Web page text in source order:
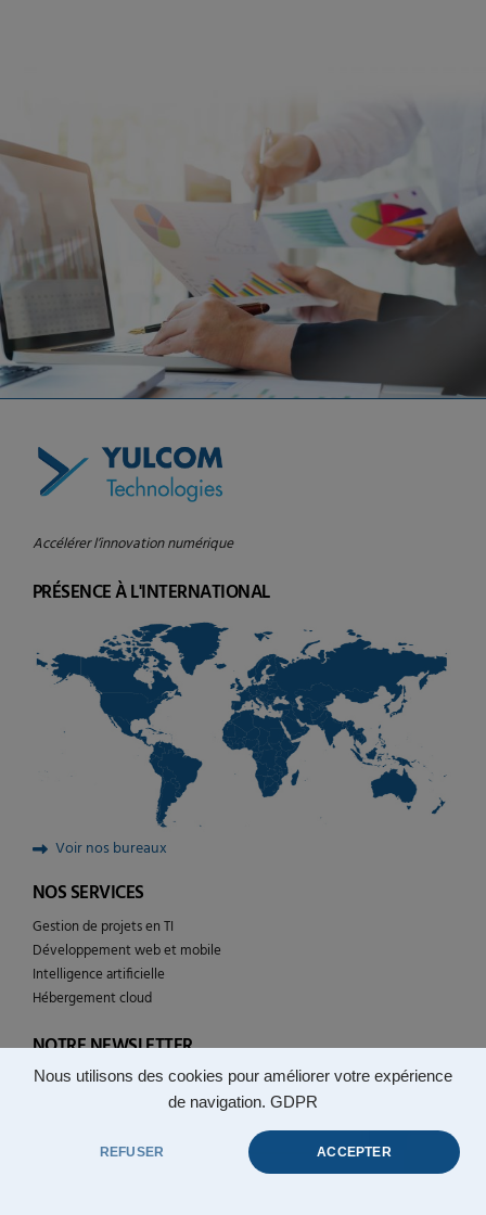
Nous utilisons des cookies pour améliorer votre expérience
de navigation. GDPR
REFUSER ACCEPTER
Accélérer l’innovation numérique
PRÉSENCE À L'INTERNATIONAL
Voir nos bureaux
NOS SERVICES
Gestion de projets en TI
Développement web et mobile
Intelligence artificielle
Hébergement cloud
NOTRE NEWSLETTER
Suivez l’actualité de YULCOM technologies